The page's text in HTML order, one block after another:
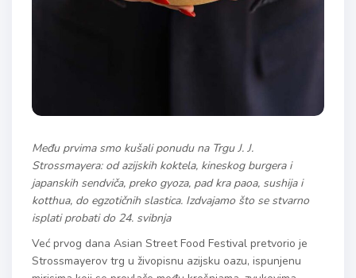
Među prvima smo kušali ponudu na Trgu J. J.
Strossmayera: od azijskih koktela, kineskog burgera i
japanskih sendviča, preko gyoza, pad kra paoa, sushija i
kotthua, do egzotičnih slastica. Izdvajamo što se stvarno
isplati probati do 24. svibnja
Već prvog dana Asian Street Food Festival pretvorio je
Strossmayerov trg u živopisnu azijsku oazu, ispunjenu